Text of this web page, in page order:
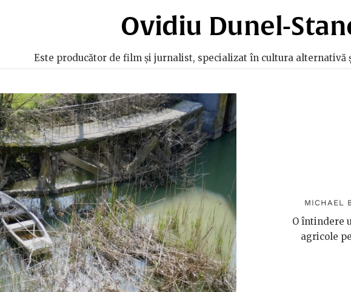
Ovidiu Dunel-
Este producător de film și jurnalist, specializat în cultura alternativă
MICHAEL
O întindere
agricole